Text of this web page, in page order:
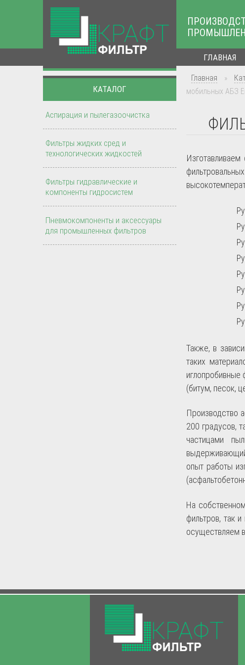
ГЛАВНАЯ
Главная »
мобильных АБЗ
Также, в
таких
иглопробивные
(битум, песок,
Производство
200 градусов,
частицами
опыт работы
На
фильтров, так
осуществляем
КАТАЛОГ
Аспирация и пылегазоочистка
Фильтры жидких сред и
технологических жидкостей
Фильтры гидравлические и
компоненты гидросистем
Пневмокомпоненты и аксессуары
для промышленных фильтров